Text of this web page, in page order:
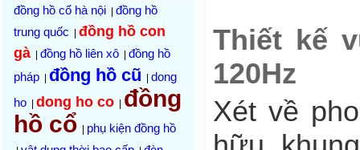
đồng hồ cổ hà nội
đồng hồ
trung quốc
đồng hồ con
gà
đồng hồ liên xô
đồng hồ
pháp
đồng hồ cũ
dong
ho
dong ho co
đồng
hồ cổ
phụ kiện đồng hồ
Thiết kế
120Hz
Xét về